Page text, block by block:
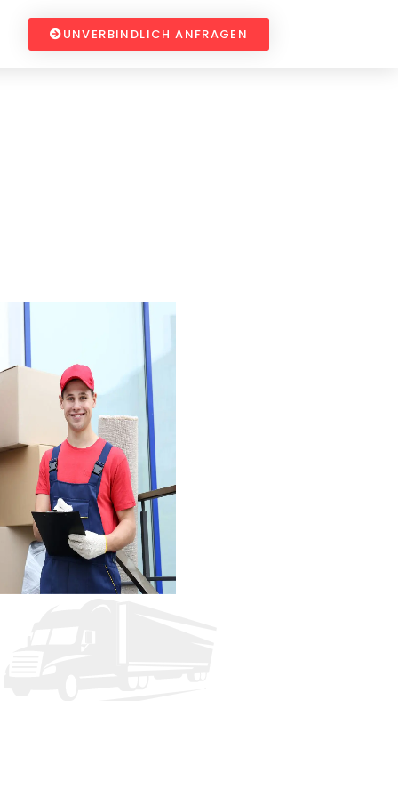
UNVERBINDLICH ANFRAGEN